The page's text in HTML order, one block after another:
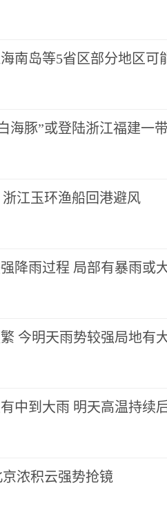
南岛等5省区部分地区可
海豚”或登陆浙江福建一
江玉环渔船回港避风
降雨过程 局部有暴雨或
今明天雨势较强局地有
中到大雨 明天高温持续
浓积云强势抢镜